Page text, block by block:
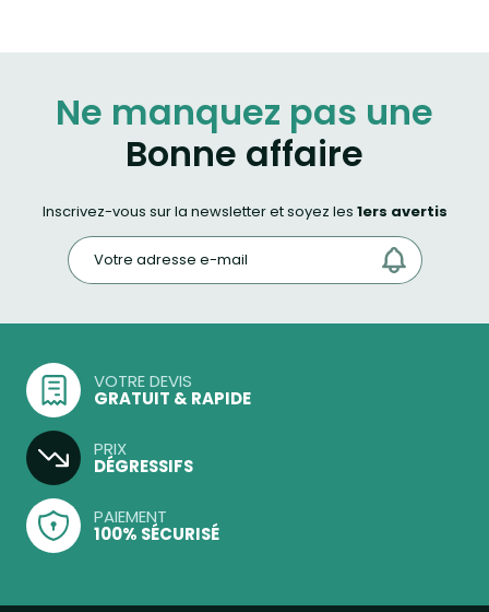
Ne manquez pas une
Bonne affaire
Inscrivez-vous sur la newsletter et soyez les 1ers avertis
VOTRE DEVIS
GRATUIT & RAPIDE
PRIX
DÉGRESSIFS
PAIEMENT
100% SÉCURISÉ